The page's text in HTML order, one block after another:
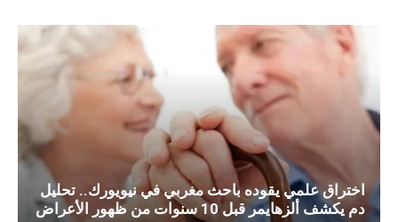
اختراق علمي يقوده باحث مغربي في نيويورك.. تحليل
دم يكشف ألزهايمر قبل 10 سنوات من ظهور الأعراض